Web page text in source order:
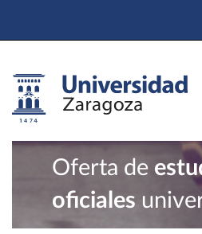
Oferta de
oficiales